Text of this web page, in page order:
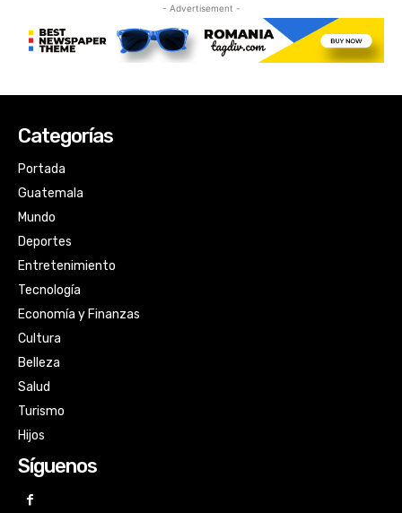
Categorías
Portada
Guatemala
Mundo
Deportes
Entretenimiento
Tecnología
Economía y Finanzas
Cultura
Belleza
Salud
Turismo
Hijos
Síguenos